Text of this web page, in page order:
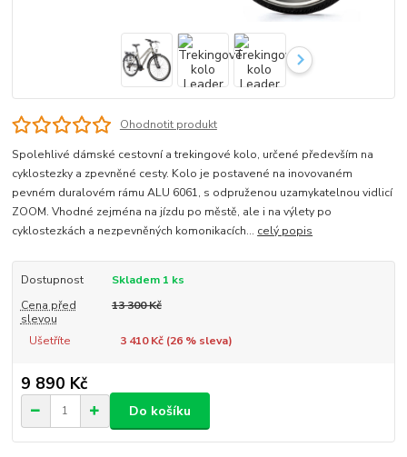
Ohodnotit produkt
Spolehlivé dámské cestovní a trekingové kolo, určené především na
cyklostezky a zpevněné cesty. Kolo je postavené na inovovaném
pevném duralovém rámu ALU 6061, s odpruženou uzamykatelnou vidlicí
ZOOM. Vhodné zejména na jízdu po městě, ale i na výlety po
cyklostezkách a nezpevněných komonikacích... celý popis
Dostupnost
Skladem 1 ks
Cena před
slevou
13 300 Kč
Ušetříte 3 410 Kč (26% sleva)
9 890 Kč
Do košíku